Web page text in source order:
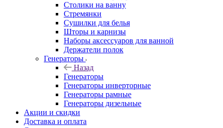
Столики на ванну
Стремянки
Сушилки для белья
Шторы и карнизы
Наборы аксессуаров для ванной
Держатели полок
Генераторы
Назад
Генераторы
Генераторы инверторные
Генераторы рамные
Генераторы дизельные
Акции и скидки
Доставка и оплата